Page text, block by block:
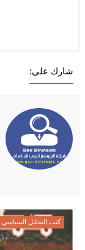
شارك على:
كتب التحليل السياسي